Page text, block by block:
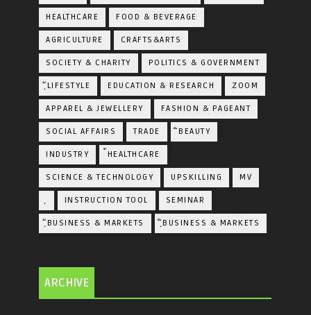
HEALTHCARE FOOD & BEVERAGE
AGRICULTURE CRAFTS&ARTS
SOCIETY & CHARITY POLITICS & GOVERNMENT
ฺัLIFESTYLE EDUCATION & RESEARCH ZOOM
APPAREL & JEWELLERY FASHION & PAGEANT
SOCIAL AFFAIRS TRADE ิBEAUTY
INDUSTRY ้HEALTHCARE
SCIENCE & TECHNOLOGY UPSKILLING MV
INSTRUCTION TOOL SEMINAR
ฺัBUSINESS & MARKETS ฺิBUSINESS & MARKETS
ARCHIVE